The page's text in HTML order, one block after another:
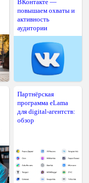
ВКонтакте —
повышаем охваты и
активность
аудитории
Партнёрская
программа eLama
для digital-агентств:
обзор